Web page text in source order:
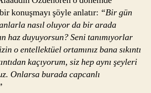
konuşmayı şöyle anlatır: “Bir gün
nasıl oluyor da bir arada
haz duyuyorsun? Seni tanımıyorlar
o entellektüel ortamınız bana sıkıntı
kaçıyorum, siz hep aynı şeyleri
Onlarsa burada capcanlı